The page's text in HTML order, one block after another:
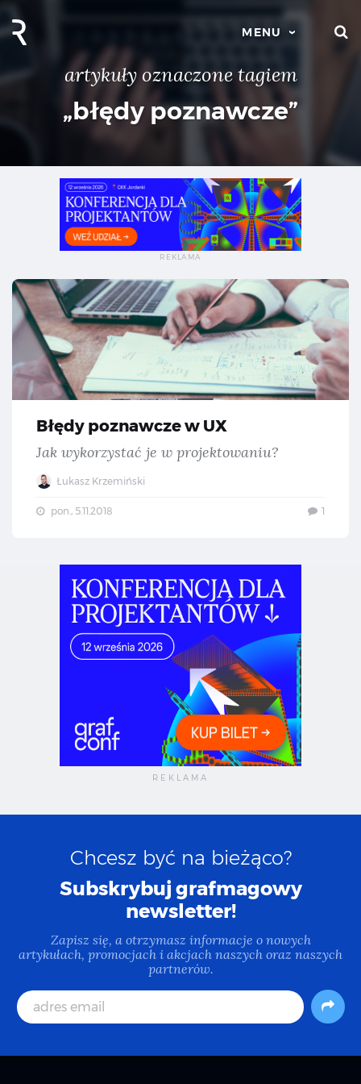
MENU
artykuły oznaczone tagiem
„błędy poznawcze”
Błędy poznawcze w UX
Jak wykorzystać je w projektowaniu?
Łukasz Krzemiński
pon., 5.11.2018 1
Chcesz być na bieżąco?
Subskrybuj grafmagowy
newsletter!
Zapisz się, a otrzymasz informacje o nowych
artykułach, promocjach i akcjach naszych oraz naszych
partnerów.